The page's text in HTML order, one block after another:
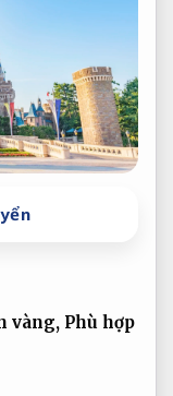
vàng, Phù hợp